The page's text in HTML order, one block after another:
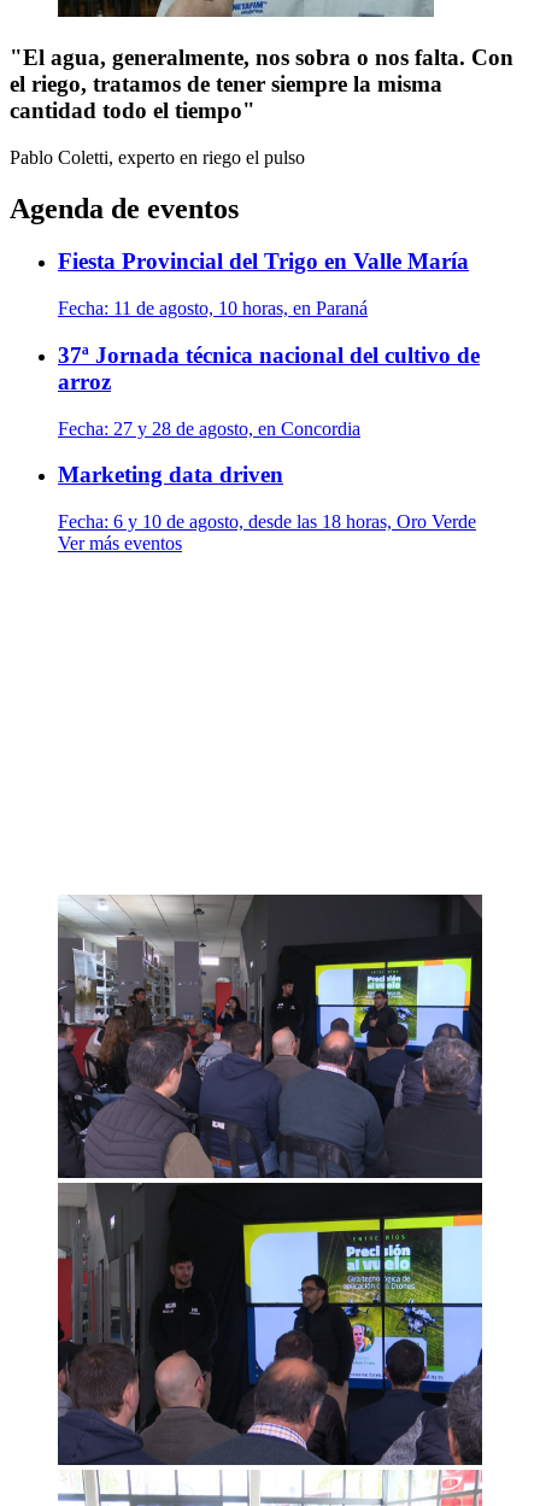
"El agua, generalmente, nos sobra o nos falta. Con
el riego, tratamos de tener siempre la misma
cantidad todo el tiempo"
Pablo Coletti, experto en riego el pulso
Agenda de eventos
Fiesta Provincial del Trigo en Valle María
Fecha: 11 de agosto, 10 horas, en Paraná
37ª Jornada técnica nacional del cultivo de
arroz
Fecha: 27 y 28 de agosto, en Concordia
Marketing data driven
Fecha: 6 y 10 de agosto, desde las 18 horas, Oro Verde
Ver más eventos